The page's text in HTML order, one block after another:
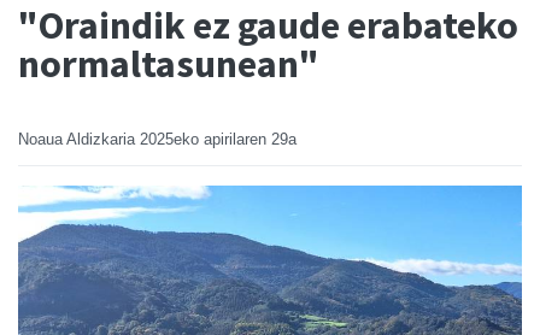
"Oraindik ez gaude erabateko
normaltasunean"
Noaua Aldizkaria 2025eko apirilaren 29a